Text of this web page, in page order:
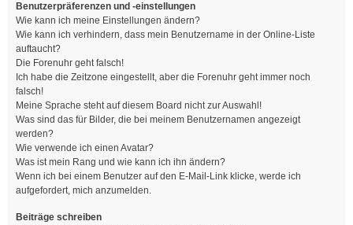
Benutzerpräferenzen und -einstellungen
Wie kann ich meine Einstellungen ändern?
Wie kann ich verhindern, dass mein Benutzername in der Online-Liste
auftaucht?
Die Forenuhr geht falsch!
Ich habe die Zeitzone eingestellt, aber die Forenuhr geht immer noch
falsch!
Meine Sprache steht auf diesem Board nicht zur Auswahl!
Was sind das für Bilder, die bei meinem Benutzernamen angezeigt
werden?
Wie verwende ich einen Avatar?
Was ist mein Rang und wie kann ich ihn ändern?
Wenn ich bei einem Benutzer auf den E-Mail-Link klicke, werde ich
aufgefordert, mich anzumelden.
Beiträge schreiben